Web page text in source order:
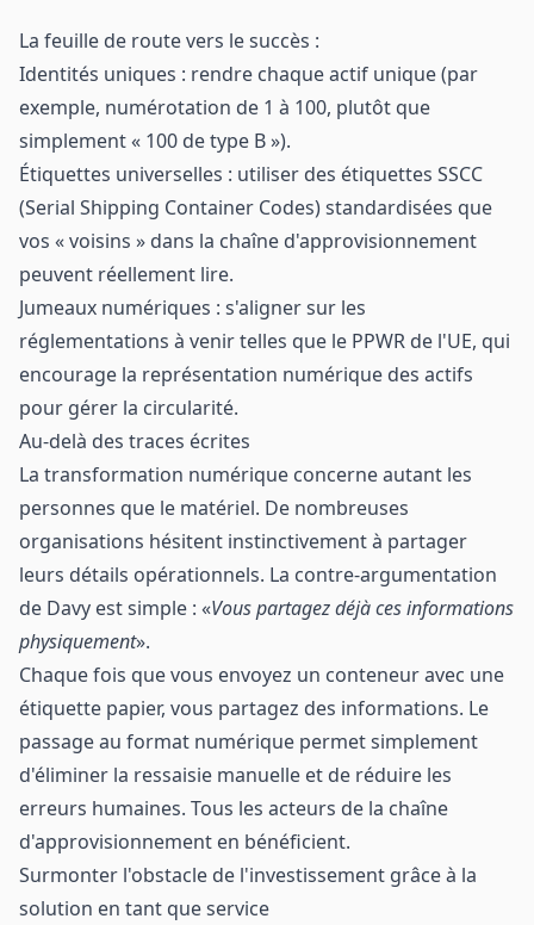
La feuille de route vers le succès :
Identités uniques : rendre chaque actif unique (par
exemple, numérotation de 1 à 100, plutôt que
simplement « 100 de type B »).
Étiquettes universelles : utiliser des étiquettes SSCC
(Serial Shipping Container Codes) standardisées que
vos « voisins » dans la chaîne d'approvisionnement
peuvent réellement lire.
Jumeaux numériques : s'aligner sur les
réglementations à venir telles que le PPWR de l'UE, qui
encourage la représentation numérique des actifs
pour gérer la circularité.
Au-delà des traces écrites
La transformation numérique concerne autant les
personnes que le matériel. De nombreuses
organisations hésitent instinctivement à partager
leurs détails opérationnels. La contre-argumentation
de Davy est simple : «Vous partagez déjà ces informations
physiquement».
Chaque fois que vous envoyez un conteneur avec une
étiquette papier, vous partagez des informations. Le
passage au format numérique permet simplement
d'éliminer la ressaisie manuelle et de réduire les
erreurs humaines. Tous les acteurs de la chaîne
d'approvisionnement en bénéficient.
Surmonter l'obstacle de l'investissement grâce à la
solution en tant que service